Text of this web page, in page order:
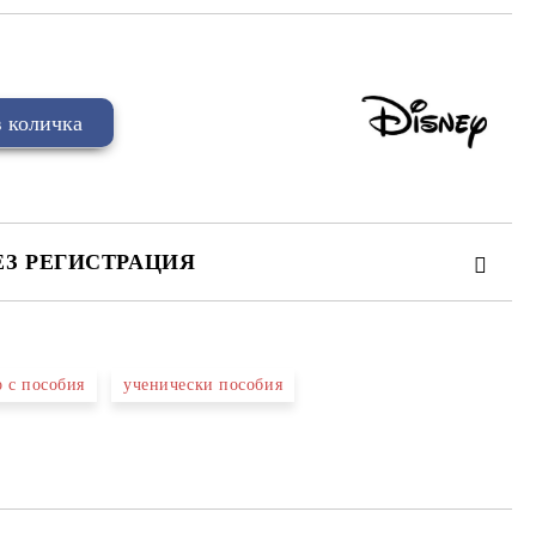
РЕГИСТРАЦИЯ
с пособия ученически пособия